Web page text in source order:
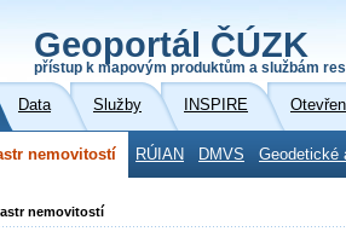
Geoportál ČÚZK
přístup k mapovým produktům a službám
Data Služby INSPIRE
nemovitostí RÚIAN DMVS Geodetické
nemovitostí